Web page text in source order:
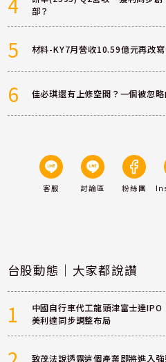
部？
5 材料-KY7月營收10.59億元再改
6 佳必琪還有上修空間？一個被忽
客服 討論區 粉絲團
台股動態｜大家都說讚
1
中國自行車代工龍頭津富士達
美利達同步調整布局
致茂法說透露這個產業即將進入強